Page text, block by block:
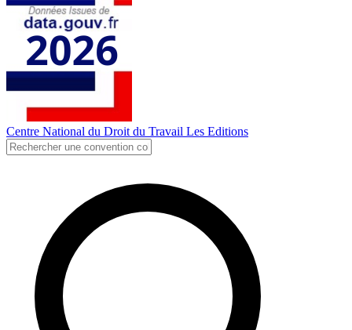
Centre National du Droit du Travail Les Editions